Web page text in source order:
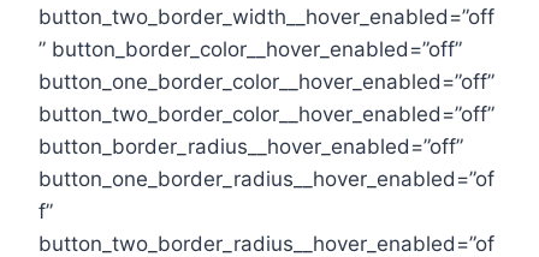
button_two_border_width__hover_enabled=”off
” button_border_color__hover_enabled=”off”
button_one_border_color__hover_enabled=”off”
button_two_border_color__hover_enabled=”off”
button_border_radius__hover_enabled=”off”
button_one_border_radius__hover_enabled=”of
f”
button_two_border_radius__hover_enabled=”of